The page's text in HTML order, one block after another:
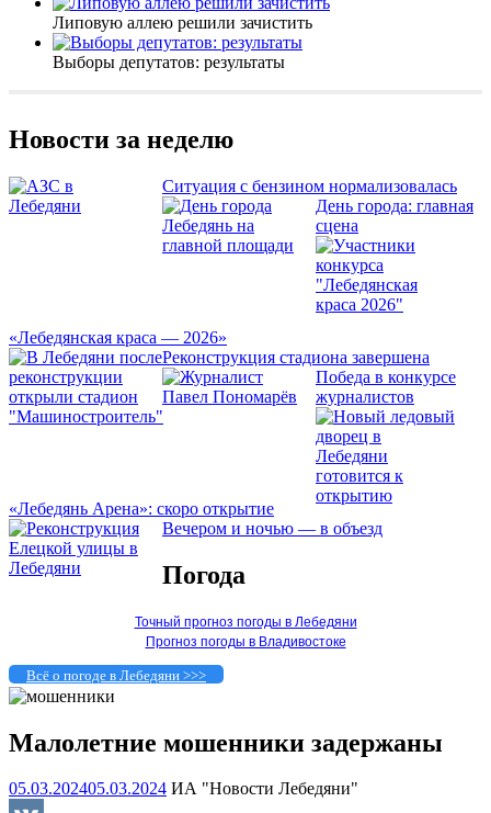
Липовую аллею решили зачистить
Выборы депутатов: результаты
Новости за неделю
Ситуация с бензином нормализовалась
День города: главная
сцена
«Лебедянская краса — 2026»
Реконструкция стадиона завершена
Победа в конкурсе
журналистов
«Лебедянь Арена»: скоро открытие
Вечером и ночью — в объезд
Погода
Точный прогноз погоды в Лебедяни
Прогноз погоды в Владивостоке
Всё о погоде в Лебедяни >>>
Малолетние мошенники задержаны
05.03.202405.03.2024 ИА "Новости Лебедяни"